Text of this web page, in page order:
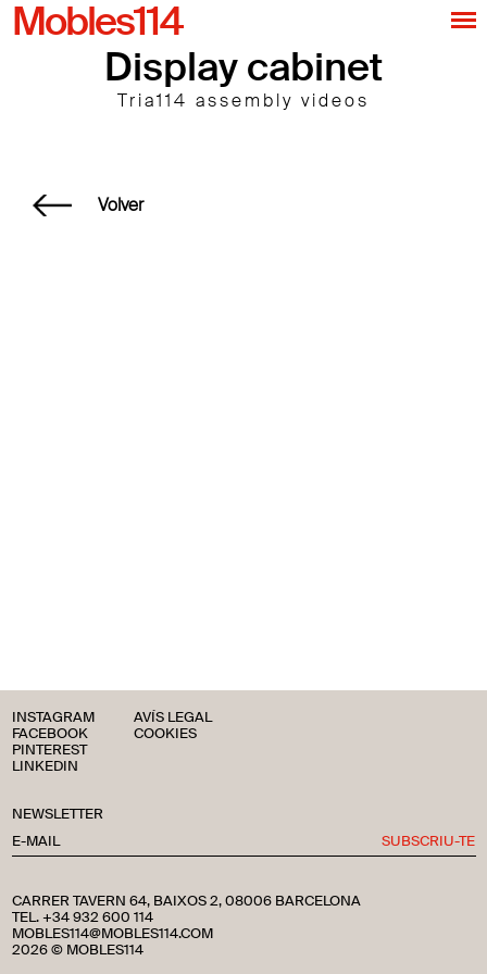
Mobles114
Display cabinet
Tria114 assembly videos
Volver
CARRER TAVERN 64, BAIXOS 2, 08006 BARCELONA
TEL. +34 932 600 114
MOBLES114@MOBLES114.COM
NEWSLETTER
SUBSCRIU-TE
INSTAGRAM
FACEBOOK
PINTEREST
LINKEDIN
AVÍS LEGAL
COOKIES
2026 © MOBLES114